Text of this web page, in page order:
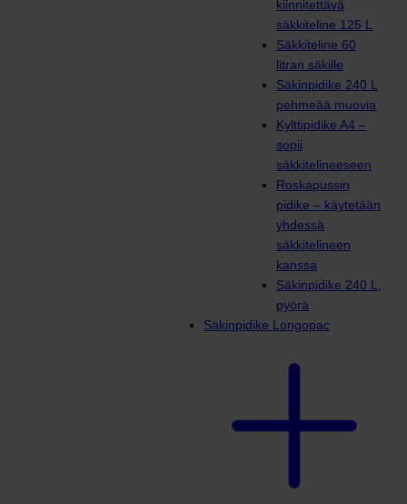
kiinnitettävä
säkkiteline 125 L
Säkkiteline 60
litran säkille
Säkinpidike 240 L
pehmeää muovia
Kylttipidike A4 –
sopii
säkkitelineeseen
Roskapussin
pidike – käytetään
yhdessä
säkkitelineen
kanssa
Säkinpidike 240 L,
pyörä
Säkinpidike Longopac